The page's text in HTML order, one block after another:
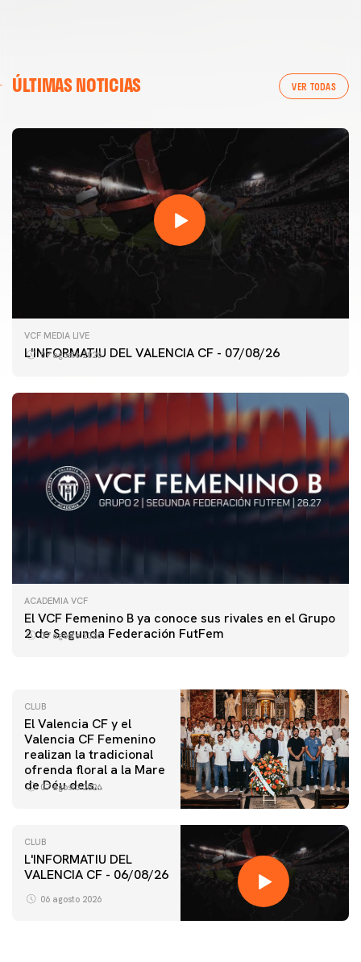
ÚLTIMAS NOTICIAS VER TODAS
VCF MEDIA LIVE
L'INFORMATIU DEL VALENCIA CF - 07/08/26
07 agosto 2026
ACADEMIA VCF
El VCF Femenino B ya conoce sus rivales en el Grupo
2 de Segunda Federación FutFem
07 agosto 2026
PRIMER EQUIPO
ENTRENAMIENTO DEL VALENCIA CF 7/8/2026
CLUB
El Valencia CF y el
Valencia CF Femenino
realizan la tradicional
ofrenda floral a la Mare
de Déu dels
07 agosto 2026
CLUB
L'INFORMATIU DEL
VALENCIA CF - 06/08/26
06 agosto 2026
PRIMER EQUIPO
ENTRENAMIENTO DEL VALENCIA CF 6/8/2026